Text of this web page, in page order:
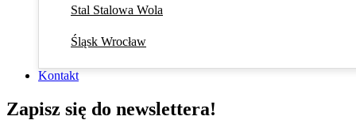
Stal Stalowa Wola
Śląsk Wrocław
Kontakt
Zapisz się do newslettera!